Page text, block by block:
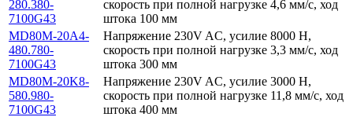
280.380-
7100G43
скорость при полной нагрузке 4,6 мм/с, ход
штока 100 мм
MD80M-20A4-
480.780-
7100G43
Напряжение 230V AC, усилие 8000 Н,
скорость при полной нагрузке 3,3 мм/с, ход
штока 300 мм
MD80M-20K8-
580.980-
7100G43
Напряжение 230V AC, усилие 3000 Н,
скорость при полной нагрузке 11,8 мм/с, ход
штока 400 мм